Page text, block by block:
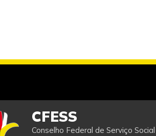
CFESS
Conselho Federal de Serviço Social